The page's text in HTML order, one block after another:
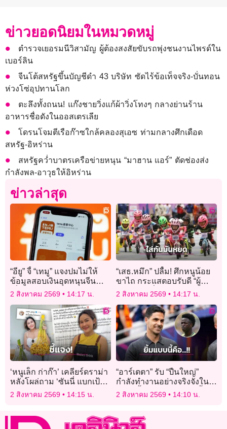
ข่าวยอดนิยมในหมวดหมู่
ตำรวจเยอรมนีวิสามัญ ผู้ต้องสงสัยขับรถพุ่งชนงานไพรด์ใน
เบอร์ลิน
จีนโต้สหรัฐขึ้นบัญชีดำ 43 บริษัท ซัดไร้ข้อเท็จจริง-บั่นทอน
ห่วงโซ่อุปทานโลก
ตะลึงทั้งถนน! แก๊งชายวิ่งแก้ผ้าวิ่งโทงๆ กลางย่านร้าน
อาหารชื่อดังในออสเตรเลีย
โดรนโจมตีเรือก๊าซใกล้คลองสุเอซ ท่ามกลางศึกเดือด
สหรัฐ-อิหร่าน
สหรัฐคว่ำบาตรเครือข่ายหนุน “มาฮาน แอร์” ตัดช่องส่ง
กำลังพล-อาวุธให้อิหร่าน
ข่าวล่าสุด
“อียู” จี้ “เทมู” แจงปมไม่ให้
ข้อมูลสอบเงินอุดหนุนจีน
เสี่ยงโดนปรับ 1% ของรายได้
2 สิงหาคม 2569 14:17 น.
“เสธ.หมึก” ปลื้ม! ศึกหนูน้อย
ขาไถ กระแสตอบรับดี “ผู้
ปกครอง” ชื่นชมรูปแบบ
2 สิงหาคม 2569 14:17 น.
‘หนูเล็ก ก่าก๊า’ เคลียร์ดราม่า
หลังโผล่ถาม ‘ซันนี่ แบกเป้
เกอร์’ แจงชัดห่วงจริง ยัน
2 สิงหาคม 2569 14:15 น.
“อาร์เตตา” รับ “ปืนใหญ่”
กำลังทำงานอย่างจริงจังใน
ตลาดซื้อขาย พร้อมส่ง “ยิ้ม”
2 สิงหาคม 2569 14:10 น.